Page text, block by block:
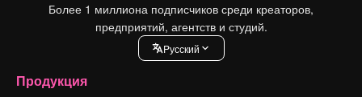
Более 1 миллиона подписчиков среди креаторов,
предприятий, агентств и студий.
Pусский
Продукция